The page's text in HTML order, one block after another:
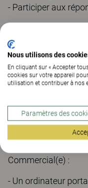
- Participer aux
Nous attendons de
réactif(ve), avec
business.
Office sont des
Dans le cadre de
Commercial(e) :
- Un ordinateur
Nous utilisons des
En cliquant sur « Accepter
cookies sur votre appareil
utilisation et contribuer à nos
Paramètres des